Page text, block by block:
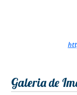
Galeria de